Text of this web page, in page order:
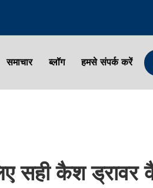
समाचार ब्लॉग हमसे संपर्क करें
सही कैश